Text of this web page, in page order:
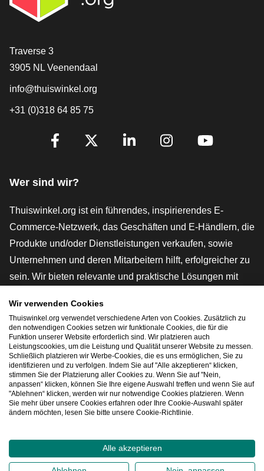
[_General:Contact]
Traverse 3
3905 NL Veenendaal
info@thuiswinkel.org
+31 (0)318 64 85 75
[_General:SocialMediaTitle]
Wer sind wir?
Thuiswinkel.org ist ein führendes, inspirierendes E-
Commerce-Netzwerk, das Geschäften und E-Händlern, die
Produkte und/oder Dienstleistungen verkaufen, sowie
Unternehmen und deren Mitarbeitern hilft, erfolgreicher zu
sein. Wir bieten relevante und praktische Lösungen mit
rechtlichen Instrumenten und Beratung,
Interessenvertretung, Marktforschung und verfügen über
eine eigene Bildungsplattform, die Thuiswinkel e-
Academy.
Schnelles Navigieren
2026©Thuiswinkel.org
Wir verwenden Cookies
Thuiswinkel.org verwendet verschiedene Arten von Cookies. Zusätzlich zu
den notwendigen Cookies setzen wir funktionale Cookies, die für die
Funktion unserer Website erforderlich sind. Wir platzieren auch
Leistungscookies, um die Leistung und Qualität unserer Website zu messen.
Schließlich platzieren wir Werbe-Cookies, die es uns ermöglichen, Sie zu
identifizieren und zu verfolgen. Indem Sie auf "Alle akzeptieren“ klicken,
stimmen Sie der Platzierung aller Cookies zu. Wenn Sie auf "Nein,
anpassen“ klicken, können Sie Ihre eigene Auswahl treffen und wenn Sie auf
"Ablehnen“ klicken, werden wir nur notwendige Cookies platzieren. Wenn
Sie mehr über unsere Cookies erfahren oder Ihre Cookie-Auswahl später
ändern möchten, lesen Sie bitte unsere Cookie-Richtlinie.
Alle akzeptieren